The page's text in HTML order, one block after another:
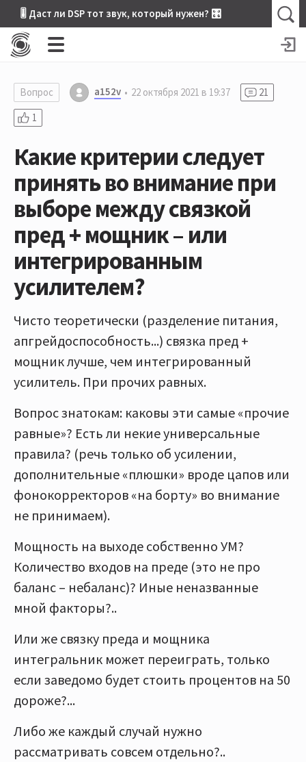
🎚 Даст ли DSP тот звук, который нужен? 🎛
Вопрос a152v 22 октября 2021 в 19:37
21
1
Какие критерии следует
принять во внимание при
выборе между связкой
пред + мощник – или
интегрированным
усилителем?
Чисто теоретически (разделение питания,
апгрейдоспособность...) связка пред +
мощник лучше, чем интегрированный
усилитель. При прочих равных.
Вопрос знатокам: каковы эти самые «прочие
равные»? Есть ли некие универсальные
правила? (речь только об усилении,
дополнительные «плюшки» вроде цапов или
фонокорректоров «на борту» во внимание
не принимаем).
Мощность на выходе собственно УМ?
Количество входов на преде (это не про
баланс – небаланс)? Иные неназванные
мной факторы?..
Или же связку преда и мощника
интегральник может переиграть, только
если заведомо будет стоить процентов на 50
дороже?...
Либо же каждый случай нужно
рассматривать совсем отдельно?..